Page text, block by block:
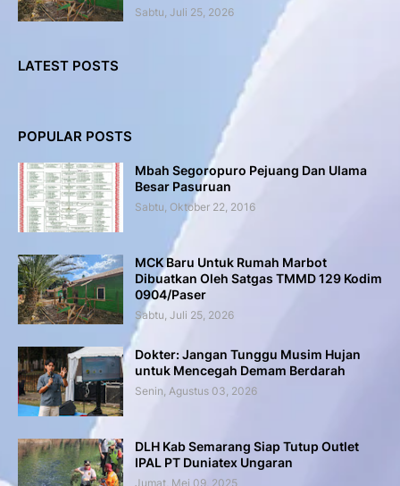
Sabtu, Juli 25, 2026
LATEST POSTS
POPULAR POSTS
Mbah Segoropuro Pejuang Dan Ulama
Besar Pasuruan
Sabtu, Oktober 22, 2016
MCK Baru Untuk Rumah Marbot
Dibuatkan Oleh Satgas TMMD 129 Kodim
0904/Paser
Sabtu, Juli 25, 2026
Dokter: Jangan Tunggu Musim Hujan
untuk Mencegah Demam Berdarah
Senin, Agustus 03, 2026
DLH Kab Semarang Siap Tutup Outlet
IPAL PT Duniatex Ungaran
Jumat, Mei 09, 2025